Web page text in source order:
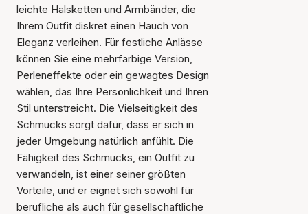
leichte Halsketten und Armbänder, die
Ihrem Outfit diskret einen Hauch von
Eleganz verleihen. Für festliche Anlässe
können Sie eine mehrfarbige Version,
Perleneffekte oder ein gewagtes Design
wählen, das Ihre Persönlichkeit und Ihren
Stil unterstreicht. Die Vielseitigkeit des
Schmucks sorgt dafür, dass er sich in
jeder Umgebung natürlich anfühlt. Die
Fähigkeit des Schmucks, ein Outfit zu
verwandeln, ist einer seiner größten
Vorteile, und er eignet sich sowohl für
berufliche als auch für gesellschaftliche